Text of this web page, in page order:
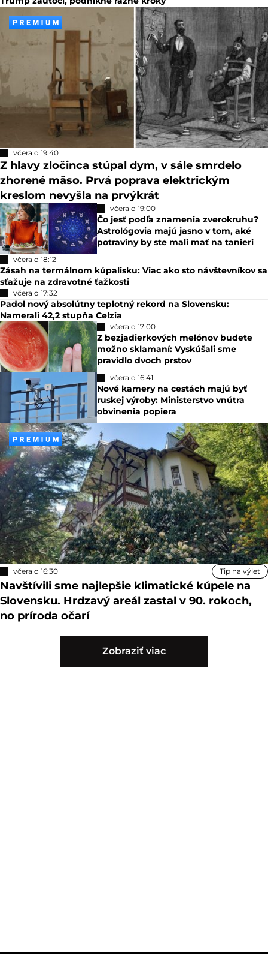
včera o 19:40
Z hlavy zločinca stúpal dym, v sále smrdelo
zhorené mäso. Prvá poprava elektrickým
kreslom nevyšla na prvýkrát
včera o 19:00
Čo jesť podľa znamenia zverokruhu?
Astrológovia majú jasno v tom, aké
potraviny by ste mali mať na tanieri
včera o 18:12
Zásah na termálnom kúpalisku: Viac ako sto návštevníkov sa
sťažuje na zdravotné ťažkosti
včera o 17:32
Padol nový absolútny teplotný rekord na Slovensku:
Namerali 42,2 stupňa Celzia
včera o 17:00
Z bezjadierkových melónov budete
možno sklamaní: Vyskúšali sme
pravidlo dvoch prstov
včera o 16:41
Nové kamery na cestách majú byť
ruskej výroby: Ministerstvo vnútra
obvinenia popiera
včera o 16:30 Tip na výlet
Navštívili sme najlepšie klimatické kúpele na
Slovensku. Hrdzavý areál zastal v 90. rokoch,
no príroda očarí
Zobraziť viac